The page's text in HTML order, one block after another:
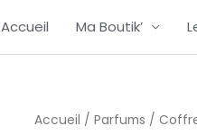
Accueil Ma Boutik’
Accueil / Parfums /
quantité